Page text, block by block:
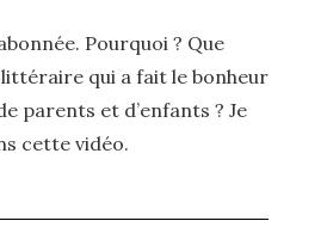
Pourquoi ? Que
qui a fait le bonheur
parents et d’enfants ? Je
cette vidéo.